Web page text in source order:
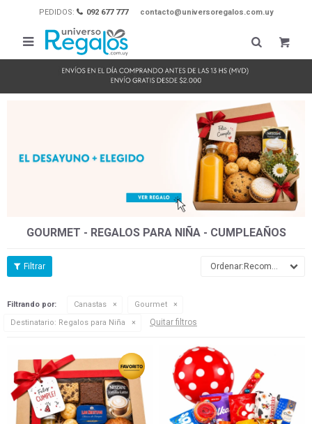
PEDIDOS: 092 677 777 contacto@universoregalos.com.uy

GOURMET - REGALOS PARA NIÑA - CUMPLEAÑOS
Recomendados
Filtrando por: Canastas
Gourmet
Destinatario: Regalos para Niña Quitar filtros